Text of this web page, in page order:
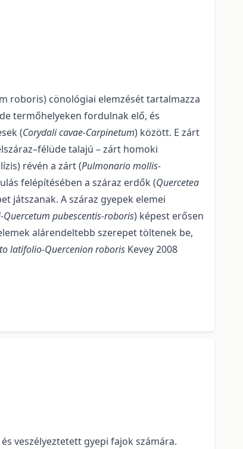
roboris) cönológiai elemzését tartalmazza
termőhelyeken fordulnak elő, és
(Corydali cavae-Carpinetum) között. E zárt
talajú – zárt homoki
révén a zárt (Pulmonario mollis-
felépítésében a száraz erdők (Quercetea
játszanak. A száraz gyepek elemei
Quercetum pubescentis-roboris) képest erősen
alárendeltebb sze­repet töltenek be,
latifolio-Quercenion roboris Kevey 2008
veszélyeztetett gyepi fajok számára.